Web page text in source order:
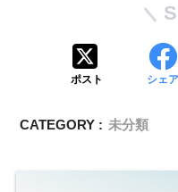
ポスト シェア
CATEGORY : 未分類